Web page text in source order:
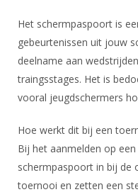
Polls
Forums
Maandelijks archief
Evenement
Website
Lidmaatschap
Tarieven
Reglementen
Ledencijfers
Sponsors en Partners
Organisatie
Introductie
Recreatiesport
Veteranen
Wedstrijdsport
Wat is topsport
NK's
Oranje
DBT
FBT
Informatie
Voor de jeugd
Spreekbeurtpakket
Ouders en vereniging
Jeugdkampen
Brassardsysteem
Forums
Schermforum
Nieuws
Contact
NK organiseren
Het schermpaspoort is
gebeurtenissen uit jouw
deelname aan
traingsstages. Het is
vooral jeugdschermers
Hoe werkt dit bij een
Bij het aanmelden op
schermpaspoort in bij de
toernooi en zetten een